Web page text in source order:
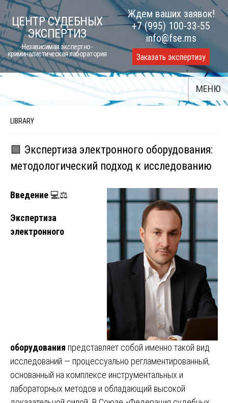
Skip
to
content
ЦЕНТР СУДЕБНЫХ
ЭКСПЕРТИЗ
Независимая экспертно-
криминалистическая лаборатория
Ждем ваших заявок!
+7 (995) 100-33-55
info@fse.ms
Заказать экспертизу
МЕНЮ
LIBRARY
🟩 Экспертиза электронного оборудования:
методологический подход к исследованию
Введение 💻⚖️
Экспертиза
электронного
оборудования представляет собой именно такой вид
исследований — процессуально регламентированный,
основанный на комплексе инструментальных и
лабораторных методов и обладающий высокой